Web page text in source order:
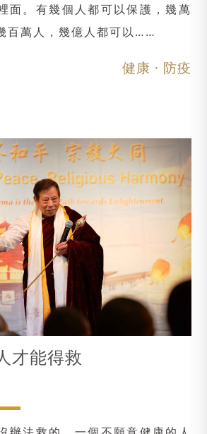
面。有幾個人都可以保護，幾萬
百萬人，幾億人都可以……
健康 · 防疫
才能得救